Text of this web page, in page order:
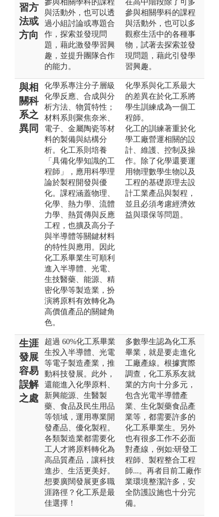
習方
法或
方向
與活動外，也可以透
過小組討論或專題合
作，探索並發現問
題，藉此激發學習興
趣，並提升團隊合作
的能力。
參與相關學科的課程
與活動外，也可以多
觀察生活中的各種事
物，試著去探索並發
現問題，藉此引發學
習興趣。
與相
關科
系之
異同
化學系專注分子層級
化學反應、合成與分
析方法、物質特性；
材料系則聚焦奈米、
電子、金屬陶瓷等材
料的製備與結構分
析。化工系則培養
「具備化學知識的工
程師」，應用科學理
論於製程開發與優
化。課程涵蓋物理、
化學、熱力學、流體
力學、熱質傳與反應
工程，也擴及高分子
與半導體等關鍵材料
的特性與應用。因此
化工系畢業生可順利
進入半導體、光電、
生技醫藥、能源、精
密化學等製造業，扮
演將原料有效轉化為
高價值產品的關鍵角
色。
化學系與化工系最大
的差異在於化工系將
學生訓練成為一個工
程師。
化工的訓練著重於化
學工廠營運相關的設
計、維護、控制及操
作。除了化學還要運
用物理數學生物以及
工程的基礎原理去設
計工業產品與製程，
並且必須考慮經濟效
益與環保等問題。
生涯
發展
容易
誤解
之處
超過 60%化工系畢業
生投入半導體、光電
等電子製造產業，推
動科技發展。此外，
還能進入化學原料、
新興能源、生醫製
藥、食品及民生用品
等領域，運用專業開
發產品、優化製程。
各類製造業都需要化
工人才將原料轉化為
高品質產品，讓科技
進步、生活更美好。
想要廣闊發展更多職
涯路徑？化工系是最
佳選擇！
多數學生認為化工系
畢業，就是要走進化
工廠產線。根據實際
調查，化工系系友就
業的方向十分多元，
包含光電半導體產
業、生化製藥食品產
業等，都需要許多的
化工系畢業生。另外
也有很多工作不必面
對產線，例如:研發工
程師、製程整合工程
師...。再者目前工廠作
業環境整潔許多，安
全防護設施也十分完
備。